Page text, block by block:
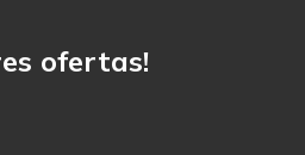
ofertas!